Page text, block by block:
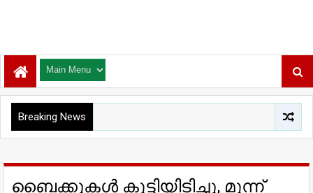
Breaking News
ബൈക്കുകള്‍ കൂട്ടിയിടിച്ചു, മൂന്ന്